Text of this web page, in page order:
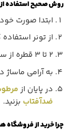
روش صحیح استفاده
ابتدا صورت خود
از تونر
۲ تا ۳ قطره از سرم را روی پوست تمیز قرار دهید.
به آرامی
در پایان از
ضدآفتاب بزنید.
چرا خرید از فروشگاه